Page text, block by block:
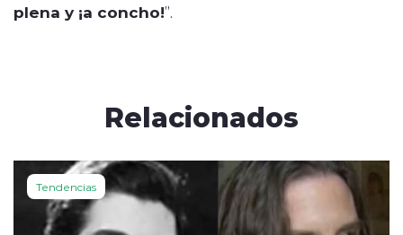
plena y ¡a concho!”.
Relacionados
Tendencias